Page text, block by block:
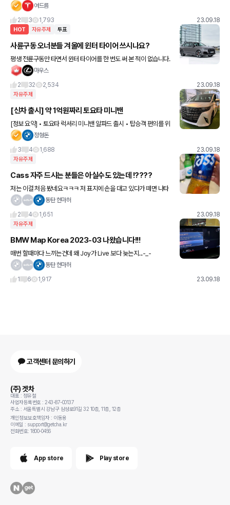
터 왔다갔다하는 대Shin택배 화물차가 그냥 밀어버린건데요 매일 보
여드름
2
3 1,793 23.09.18
HOT 자유주제 투표
사륜구동 오너분들 겨울에 윈터 타이어 쓰시나요?
평생 전륜구동만 타면서 윈터 타이어를 한 번도 써 본 적이 없습니다.
눈이 많이 와도 천천히 가면 괜찮더라고요 이번에 콰트로를 계약했는
마우스
2
32 2,534 23.09.18
자유주제
[신차 출시] 약 1억원짜리 토요타 미니밴
[정보 요약] • 토요타 럭셔리 미니밴 알파드 출시 • 탑승객 편의를 위
한 2열 공간 극대화 • 다양한 편의장비 탑재 ㄴ마사지, 리클라이닝,
정형돈
3
4 1,688 23.09.18
자유주제
Cass 자주 드시는 분들은 아실수도 있는데 !????
저는 이걸 처음 봤네요ㅋㅋㅋ 저 표지에 손을 대고 있다가 떼면 나타
난다는 냉각 표시!!!? 보신분 있으신가요ㅋㅋㅋ
동탄 현마허
2
4 1,651 23.09.18
자유주제
BMW Map Korea 2023-03 나왔습니다!!!
매번 할때마다 느끼는건데 왜 Joy가 Live 보다 늦는지...-_-
동탄 현마허
1
6 1,917 23.09.18
고객센터 문의하기
(주) 겟차
대표 : 정유철
사업자등록번호 : 243-87-00137
주소 : 서울특별시 강남구 삼성로91길 32 10층, 11층, 12층
개인정보보호책임자 : 이동용
이메일 : support@getcha.kr
전화번호: 1800-0456
App store Play store